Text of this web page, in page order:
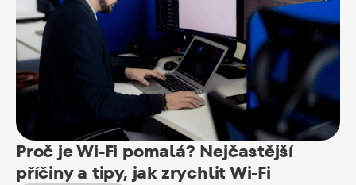
Proč je Wi-Fi pomalá? Nejčastější
příčiny a tipy, jak zrychlit Wi-Fi